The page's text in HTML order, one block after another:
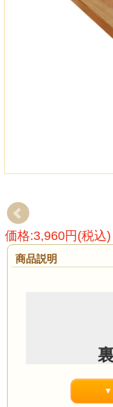
価格:3,960円(税込)
商品説明
杉の本棚
▼